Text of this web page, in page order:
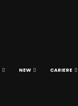
NEW CARIERE